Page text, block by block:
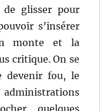
de glisser pour
s’insérer
monte et la
critique. On se
devenir fou, le